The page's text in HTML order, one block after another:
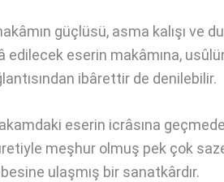
güçlüsü, asma kalışı ve
eserin makâmına,
ibârettir de denilebilir.
eserin icrâsına
meşhur olmuş pek çok
ulaşmış bir sanatkârdır.